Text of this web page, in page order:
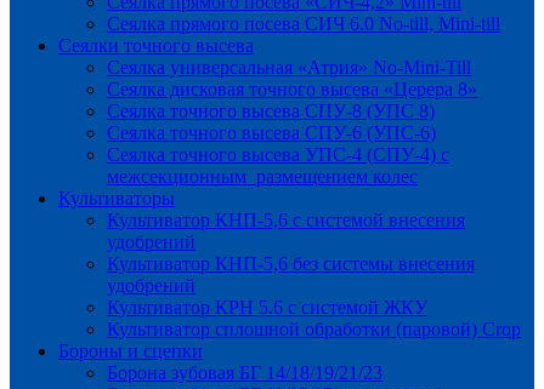
Сеялка прямого посева СИЧ 6.0 No-till, Mini-till
Сеялки точного высева
Сеялка универсальная «Атрия» No-Mini-Till
Сеялка дисковая точного высева «Церера 8»
Сеялка точного высева СПУ-8 (УПС 8)
Сеялка точного высева СПУ-6 (УПС-6)
Сеялка точного высева УПС-4 (СПУ-4) с
межсекционным размещением колес
Культиваторы
Культиватор КНП-5,6 с системой внесения
удобрений
Культиватор КНП-5,6 без системы внесения
удобрений
Культиватор КРН 5.6 с системой ЖКУ
Культиватор сплошной обработки (паровой) Crop
Бороны и сцепки
Борона зубовая БГ 14/18/19/21/23